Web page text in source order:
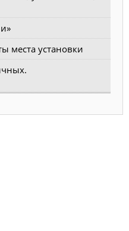
места установки